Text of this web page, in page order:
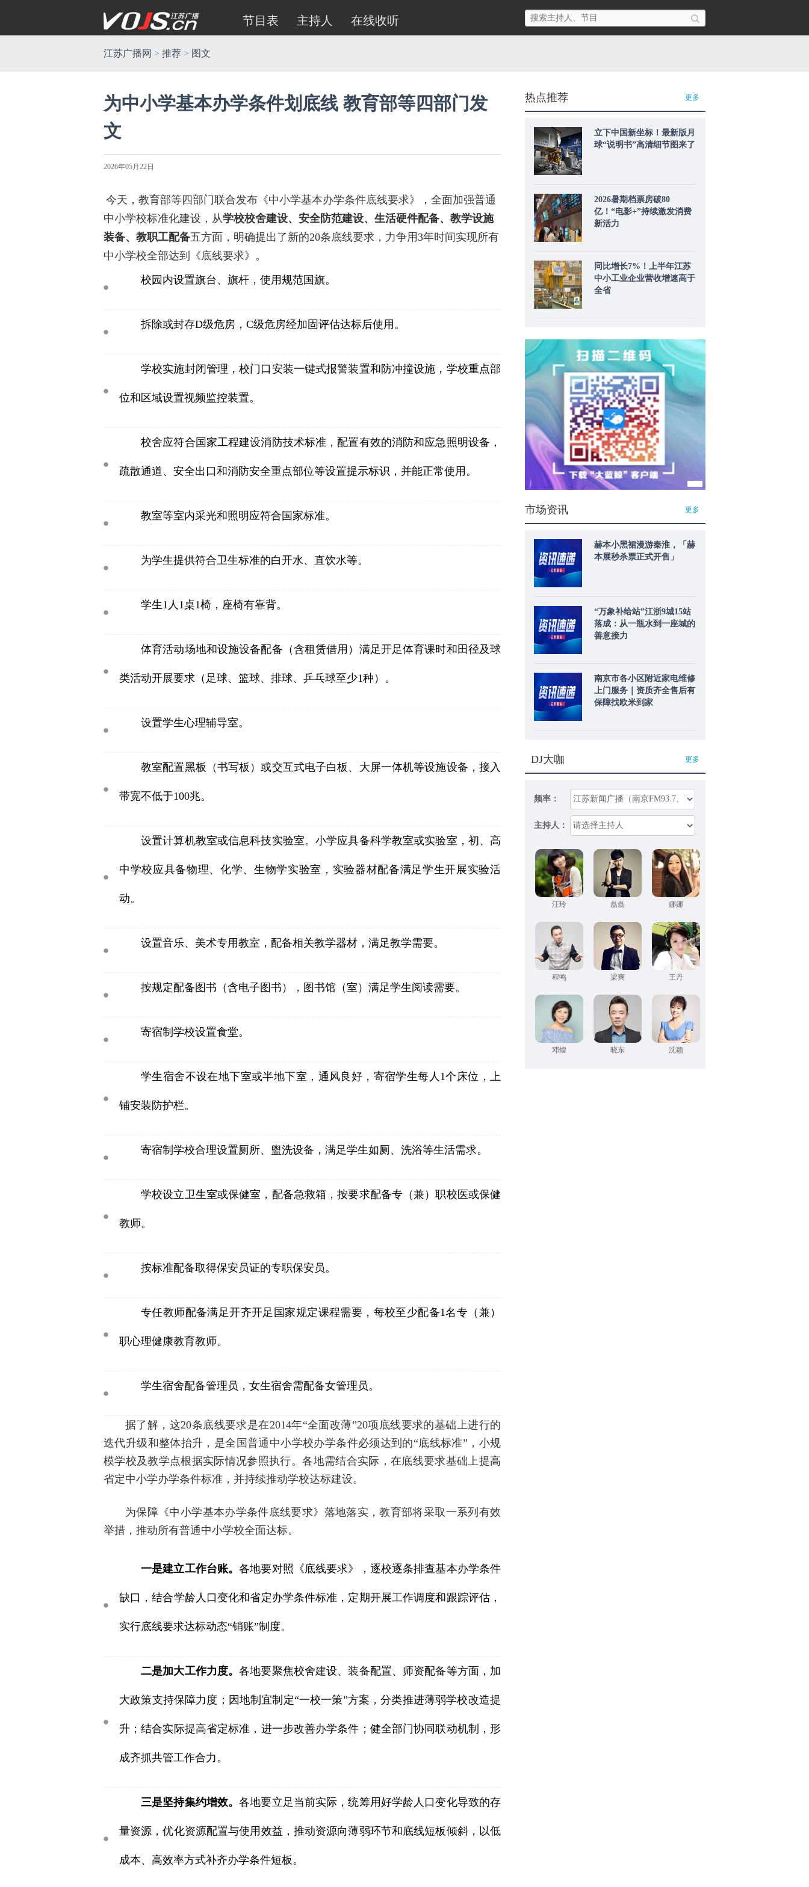
节目表 主持人 在线收听
江苏广播网 > 推荐 > 图文
为中小学基本办学条件划底线 教育部等四部门发
文
2026年05月22日
今天，教育部等四部门联合发布《中小学基本办学条件底线要求》，全面加强普通
中小学校标准化建设，从学校校舍建设、安全防范建设、生活硬件配备、教学设施
装备、教职工配备五方面，明确提出了新的20条底线要求，力争用3年时间实现所有
中小学校全部达到《底线要求》。
校园内设置旗台、旗杆，使用规范国旗。
拆除或封存D级危房，C级危房经加固评估达标后使用。
学校实施封闭管理，校门口安装一键式报警装置和防冲撞设施，学校重点部
位和区域设置视频监控装置。
校舍应符合国家工程建设消防技术标准，配置有效的消防和应急照明设备，
疏散通道、安全出口和消防安全重点部位等设置提示标识，并能正常使用。
教室等室内采光和照明应符合国家标准。
为学生提供符合卫生标准的白开水、直饮水等。
学生1人1桌1椅，座椅有靠背。
体育活动场地和设施设备配备（含租赁借用）满足开足体育课时和田径及球
类活动开展要求（足球、篮球、排球、乒乓球至少1种）。
设置学生心理辅导室。
教室配置黑板（书写板）或交互式电子白板、大屏一体机等设施设备，接入
带宽不低于100兆。
设置计算机教室或信息科技实验室。小学应具备科学教室或实验室，初、高
中学校应具备物理、化学、生物学实验室，实验器材配备满足学生开展实验活
动。
设置音乐、美术专用教室，配备相关教学器材，满足教学需要。
按规定配备图书（含电子图书），图书馆（室）满足学生阅读需要。
寄宿制学校设置食堂。
学生宿舍不设在地下室或半地下室，通风良好，寄宿学生每人1个床位，上
铺安装防护栏。
寄宿制学校合理设置厕所、盥洗设备，满足学生如厕、洗浴等生活需求。
学校设立卫生室或保健室，配备急救箱，按要求配备专（兼）职校医或保健
教师。
按标准配备取得保安员证的专职保安员。
专任教师配备满足开齐开足国家规定课程需要，每校至少配备1名专（兼）
职心理健康教育教师。
学生宿舍配备管理员，女生宿舍需配备女管理员。
据了解，这20条底线要求是在2014年“全面改薄”20项底线要求的基础上进行的
迭代升级和整体抬升，是全国普通中小学校办学条件必须达到的“底线标准”，小规
模学校及教学点根据实际情况参照执行。各地需结合实际，在底线要求基础上提高
省定中小学办学条件标准，并持续推动学校达标建设。
为保障《中小学基本办学条件底线要求》落地落实，教育部将采取一系列有效
举措，推动所有普通中小学校全面达标。
一是建立工作台账。各地要对照《底线要求》，逐校逐条排查基本办学条件
缺口，结合学龄人口变化和省定办学条件标准，定期开展工作调度和跟踪评估，
实行底线要求达标动态“销账”制度。
二是加大工作力度。各地要聚焦校舍建设、装备配置、师资配备等方面，加
大政策支持保障力度；因地制宜制定“一校一策”方案，分类推进薄弱学校改造提
升；结合实际提高省定标准，进一步改善办学条件；健全部门协同联动机制，形
成齐抓共管工作合力。
三是坚持集约增效。各地要立足当前实际，统筹用好学龄人口变化导致的存
量资源，优化资源配置与使用效益，推动资源向薄弱环节和底线短板倾斜，以低
成本、高效率方式补齐办学条件短板。
更多
热点推荐
立下中国新坐标！最新版月
球“说明书”高清细节图来了
2026暑期档票房破80
亿！“电影+”持续激发消费
新活力
同比增长7%！上半年江苏
中小工业企业营收增速高于
全省
更多
市场资讯
赫本小黑裙漫游秦淮，「赫
本展秒杀票正式开售」
“万象补给站”江浙9城15站
落成：从一瓶水到一座城的
善意接力
南京市各小区附近家电维修
上门服务｜资质齐全售后有
保障找欧米到家
更多
DJ大咖
频率：
主持人：
汪玲 磊磊 娜娜
程鸣 梁爽 王丹
邓煌 晓东 沈颖